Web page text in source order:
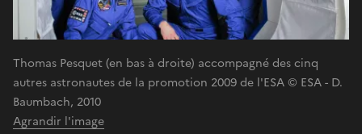
Thomas Pesquet (en bas à droite) accompagné des cinq
autres astronautes de la promotion 2009 de l'ESA © ESA - D.
Baumbach, 2010
Agrandir l'image